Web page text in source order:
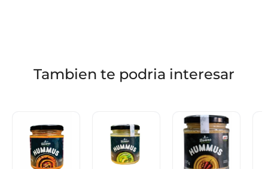
Tambien te podria interesar